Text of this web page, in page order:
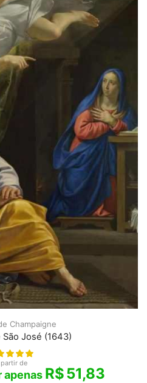
Champaigne
São José (1643)
partir de
R$51,83